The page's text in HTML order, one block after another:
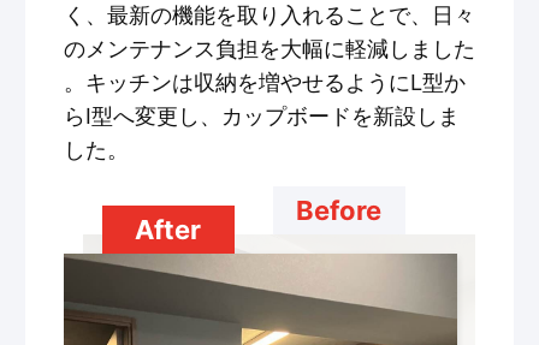
く、最新の機能を取り入れることで、日々
のメンテナンス負担を大幅に軽減しました
。キッチンは収納を増やせるようにL型か
らI型へ変更し、カップボードを新設しま
した。
Before
After